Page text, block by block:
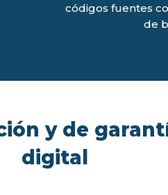
códigos fuentes
de
y de
digital